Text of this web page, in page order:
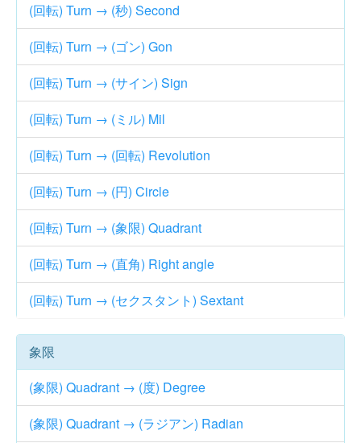
(回転) Turn → (秒) Second
(回転) Turn → (ゴン) Gon
(回転) Turn → (サイン) Sign
(回転) Turn → (ミル) Mil
(回転) Turn → (回転) Revolution
(回転) Turn → (円) Circle
(回転) Turn → (象限) Quadrant
(回転) Turn → (直角) Right angle
(回転) Turn → (セクスタント) Sextant
象限
(象限) Quadrant → (度) Degree
(象限) Quadrant → (ラジアン) Radian